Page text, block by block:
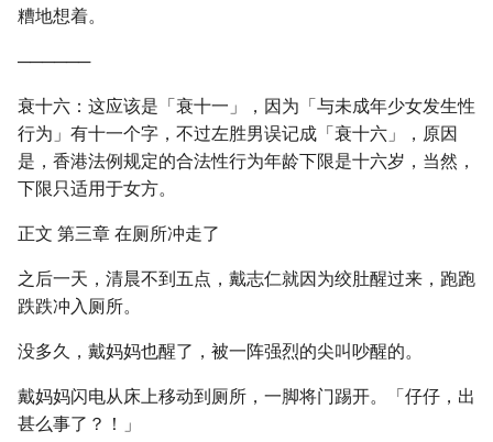
糟地想着。
──────
衰十六：这应该是「衰十一」，因为「与未成年少女发生性
行为」有十一个字，不过左胜男误记成「衰十六」，原因
是，香港法例规定的合法性行为年龄下限是十六岁，当然，
下限只适用于女方。
正文 第三章 在厕所冲走了
之后一天，清晨不到五点，戴志仁就因为绞肚醒过来，跑跑
跌跌冲入厕所。
没多久，戴妈妈也醒了，被一阵强烈的尖叫吵醒的。
戴妈妈闪电从床上移动到厕所，一脚将门踢开。「仔仔，出
甚么事了？！」